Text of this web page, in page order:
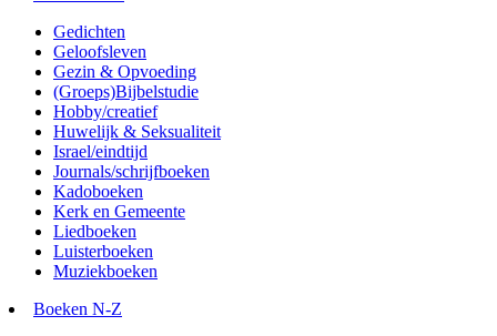
Gedichten
Geloofsleven
Gezin & Opvoeding
(Groeps)Bijbelstudie
Hobby/creatief
Huwelijk & Seksualiteit
Israel/eindtijd
Journals/schrijfboeken
Kadoboeken
Kerk en Gemeente
Liedboeken
Luisterboeken
Muziekboeken
Boeken N-Z